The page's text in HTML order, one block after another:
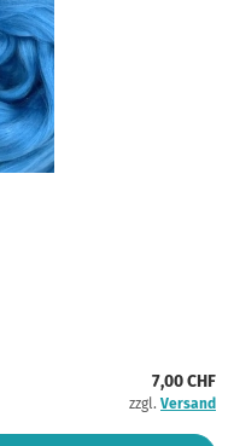
7,00 CHF
zzgl. Versand